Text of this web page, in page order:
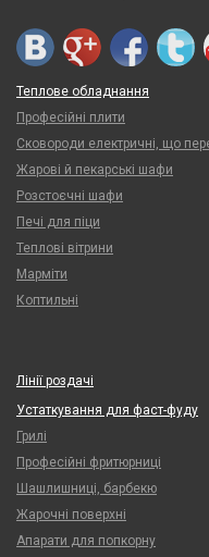
Теплове обладнання
Професійні плити
Сковороди електричні, що
Жарові й пекарські шафи
Розстоєчні шафи
Печі для піци
Теплові вітрини
Марміти
Коптильні
Лінії роздачі
Устаткування для фаст-фуду
Грилі
Професійні фритюрниці
Шашлишниці, барбекю
Жарочні поверхні
Апарати для попкорну